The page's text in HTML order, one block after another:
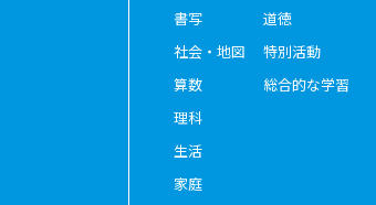
書写
社会・地図
算数
理科
生活
家庭
道徳
特別活動
総合的な学習